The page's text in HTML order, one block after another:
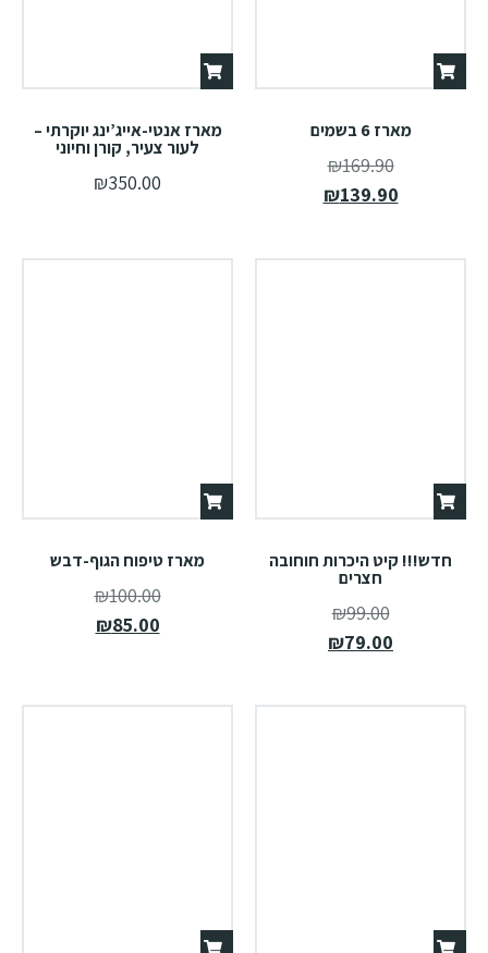
מארז 6 בשמים
₪169.90
₪139.90
מארז אנטי-אייג’ינג יוקרתי –
לעור צעיר, קורן וחיוני
₪350.00
חדש!!! קיט היכרות חוחובה
חצרים
₪99.00
₪79.00
מארז טיפוח הגוף-דבש
₪100.00
₪85.00